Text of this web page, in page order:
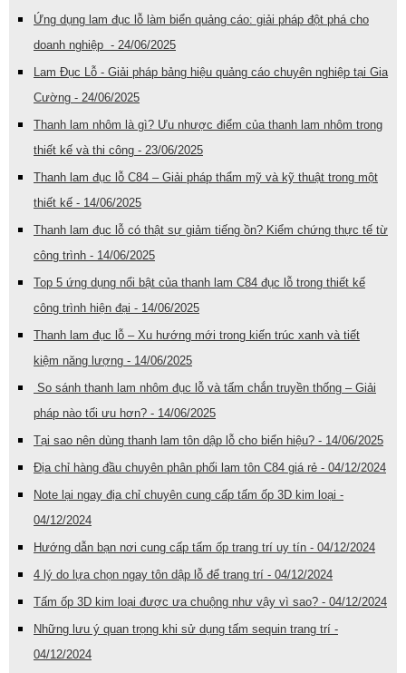
Ứng dụng lam đục lỗ làm biển quảng cáo: giải pháp đột phá cho
doanh nghiệp - 24/06/2025
Lam Đục Lỗ - Giải pháp bảng hiệu quảng cáo chuyên nghiệp tại Gia
Cường - 24/06/2025
Thanh lam nhôm là gì? Ưu nhược điểm của thanh lam nhôm trong
thiết kế và thi công - 23/06/2025
Thanh lam đục lỗ C84 – Giải pháp thẩm mỹ và kỹ thuật trong một
thiết kế - 14/06/2025
Thanh lam đục lỗ có thật sự giảm tiếng ồn? Kiểm chứng thực tế từ
công trình - 14/06/2025
Top 5 ứng dụng nổi bật của thanh lam C84 đục lỗ trong thiết kế
công trình hiện đại - 14/06/2025
Thanh lam đục lỗ – Xu hướng mới trong kiến trúc xanh và tiết
kiệm năng lượng - 14/06/2025
So sánh thanh lam nhôm đục lỗ và tấm chắn truyền thống – Giải
pháp nào tối ưu hơn? - 14/06/2025
Tại sao nên dùng thanh lam tôn dập lỗ cho biển hiệu? - 14/06/2025
Địa chỉ hàng đầu chuyên phân phối lam tôn C84 giá rẻ - 04/12/2024
Note lại ngay địa chỉ chuyên cung cấp tấm ốp 3D kim loại -
04/12/2024
Hướng dẫn bạn nơi cung cấp tấm ốp trang trí uy tín - 04/12/2024
4 lý do lựa chọn ngay tôn dập lỗ để trang trí - 04/12/2024
Tấm ốp 3D kim loại được ưa chuộng như vậy vì sao? - 04/12/2024
Những lưu ý quan trọng khi sử dụng tấm sequin trang trí -
04/12/2024